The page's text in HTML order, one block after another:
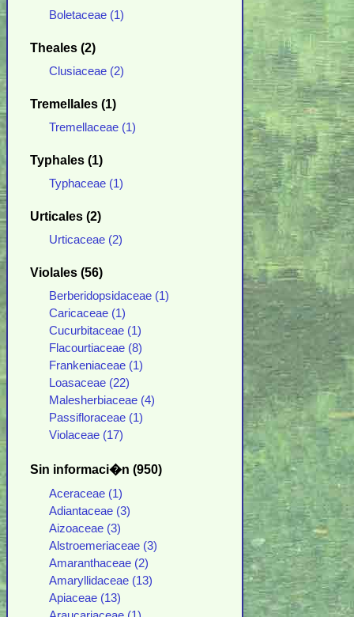
Boletaceae (1)
Theales (2)
Clusiaceae (2)
Tremellales (1)
Tremellaceae (1)
Typhales (1)
Typhaceae (1)
Urticales (2)
Urticaceae (2)
Violales (56)
Berberidopsidaceae (1)
Caricaceae (1)
Cucurbitaceae (1)
Flacourtiaceae (8)
Frankeniaceae (1)
Loasaceae (22)
Malesherbiaceae (4)
Passifloraceae (1)
Violaceae (17)
Sin informaci�n (950)
Aceraceae (1)
Adiantaceae (3)
Aizoaceae (3)
Alstroemeriaceae (3)
Amaranthaceae (2)
Amaryllidaceae (13)
Apiaceae (13)